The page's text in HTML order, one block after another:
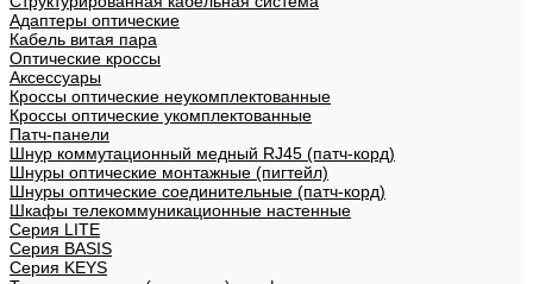
Адаптеры оптические
Кабель витая пара
Оптические кроссы
Аксессуары
Кроссы оптические неукомплектованные
Кроссы оптические укомплектованные
Патч-панели
Шнур коммутационный медный RJ45 (патч-корд)
Шнуры оптические монтажные (пигтейл)
Шнуры оптические соединительные (патч-корд)
Шкафы телекоммуникационные настенные
Cерия LITE
Cерия BASIS
Cерия KEYS